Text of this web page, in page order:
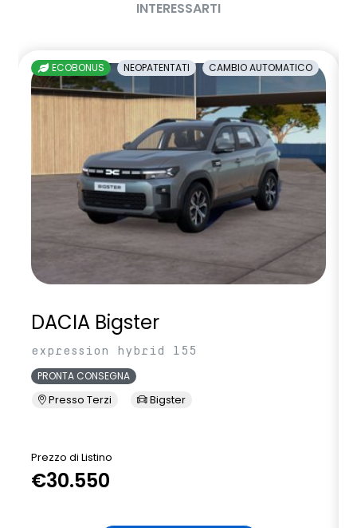
INTERESSARTI
ECOBONUS NEOPATENTATI CAMBIO AUTOMATICO
DACIA Bigster
expression hybrid 155
PRONTA CONSEGNA
Presso Terzi Bigster
Prezzo di Listino
€30.550